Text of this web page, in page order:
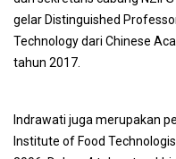
gelar Distinguished
Technology dari Chinese
tahun 2017.
Indrawati juga merupakan
Institute of Food